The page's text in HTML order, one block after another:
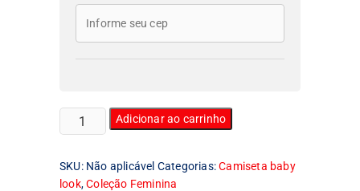
Camiseta
Feminina
Look
Rambo
Adicionar ao carrinho
SKU: Não aplicável Categorias:Camiseta baby
look,Coleção Feminina